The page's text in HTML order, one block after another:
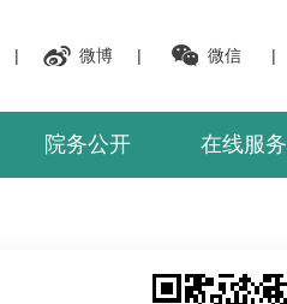
| 微博 | 微信 |
院务公开 在线服务